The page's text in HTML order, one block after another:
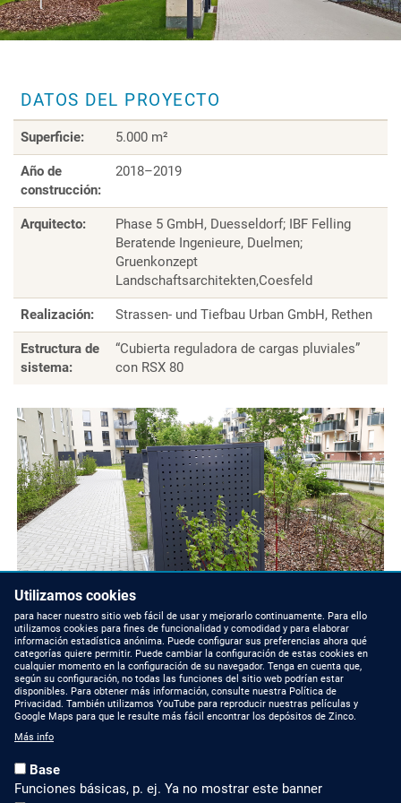
DATOS DEL PROYECTO
Superficie: 5.000 m²
Año de
construcción:
2018–2019
Arquitecto:
Phase 5 GmbH, Duesseldorf; IBF Felling
Beratende Ingenieure, Duelmen;
Gruenkonzept
Landschaftsarchitekten,Coesfeld
Realización: Strassen- und Tiefbau Urban GmbH, Rethen
Estructura de
sistema:
“Cubierta reguladora de cargas pluviales”
con RSX 80
Utilizamos cookies
para hacer nuestro sitio web fácil de usar y mejorarlo continuamente. Para ello
utilizamos cookies para fines de funcionalidad y comodidad y para elaborar
información estadística anónima. Puede configurar sus preferencias ahora qué
categorías quiere permitir. Puede cambiar la configuración de estas cookies en
cualquier momento en la configuración de su navegador. Tenga en cuenta que,
según su configuración, no todas las funciones del sitio web podrían estar
disponibles. Para obtener más información, consulte nuestra Política de
Privacidad. También utilizamos YouTube para reproducir nuestras películas y
Google Maps para que le resulte más fácil encontrar los depósitos de Zinco.
Más info
Base
Funciones básicas, p. ej. Ya no mostrar este banner